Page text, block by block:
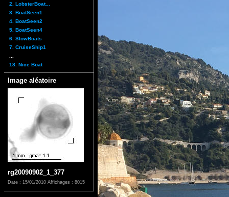
2. LobsterBoat...
3. BoatSeen1
4. BoatSeen2
5. BoatSeen4
6. SlowBoats
7. CruiseShip1
18. Nice Boat
Image aléatoire
rg20090902_1_377
Date : 15/01/2010 Affichages : 8015